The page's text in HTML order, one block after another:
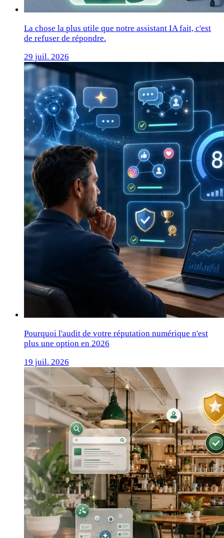
La chose la plus utile que notre assistant IA fait, c'est
de refuser de répondre.
29 juil. 2026
Pourquoi l'audit de votre réputation numérique n'est
plus une option en 2026
19 juil. 2026